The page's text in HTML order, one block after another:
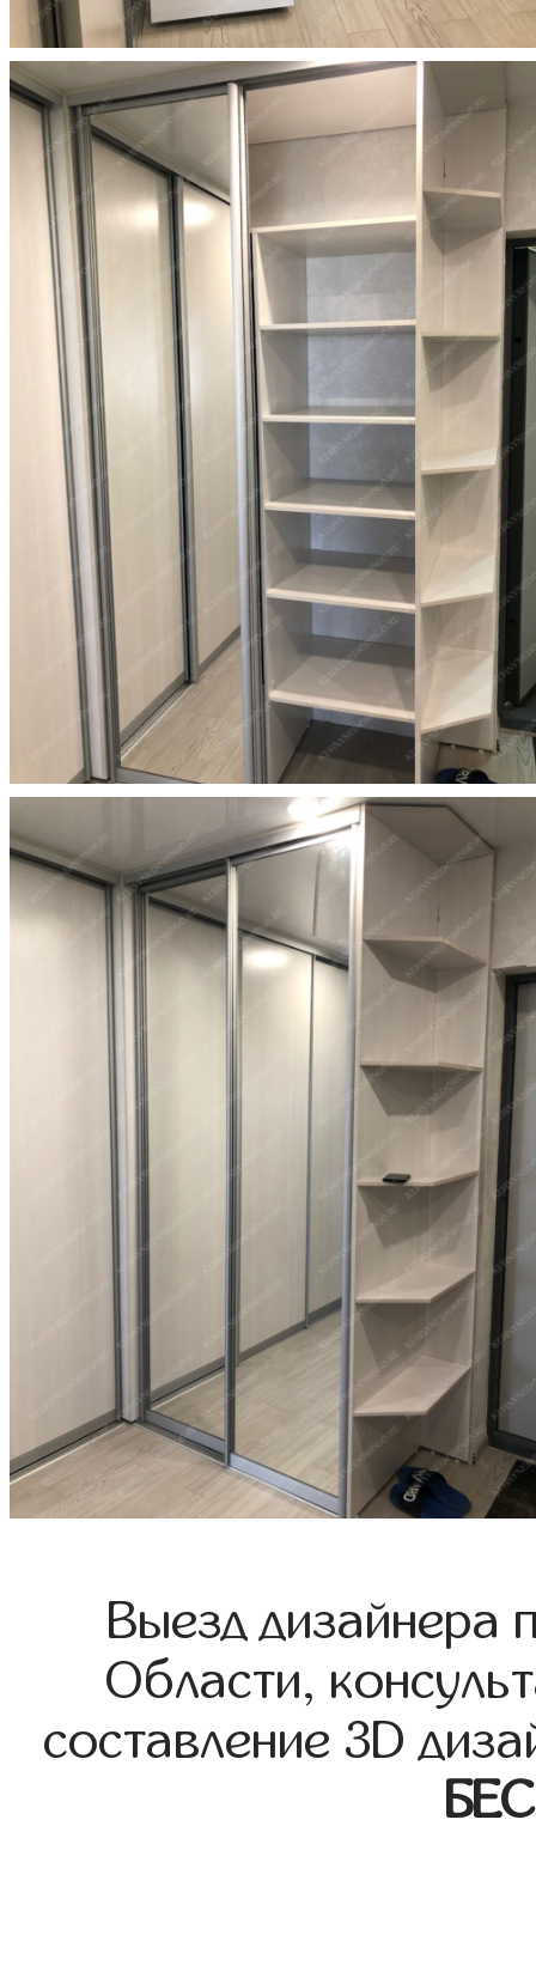
Выезд дизайнера
Области,
составление 3D